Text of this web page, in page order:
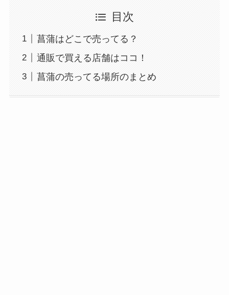
目次
菖蒲はどこで売ってる？
通販で買える店舗はココ！
菖蒲の売ってる場所のまとめ